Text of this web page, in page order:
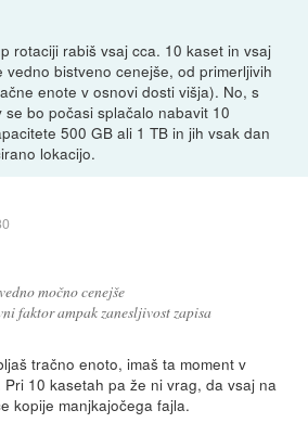
rotaciji rabiš vsaj cca. 10 kaset in vsaj
bistveno cenejše, od primerljivih
enote v osnovi dosti višja). No, s
bo počasi splačalo nabavit 10
500 GB ali 1 TB in jih vsak dan
lokacijo.
močno cenejše
faktor ampak zanesljivost zapisa
tračno enoto, imaš ta moment v
10 kasetah pa že ni vrag, da vsaj na
kopije manjkajočega fajla.